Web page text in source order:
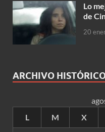
Lo
de
20
ARCHIVO
L
M X